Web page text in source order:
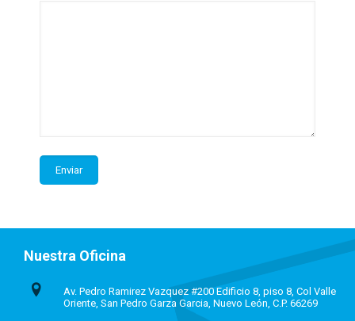
Nuestra Oficina
Av. Pedro Ramirez Vazquez #200 Edificio 8, piso 8, Col Valle
Oriente, San Pedro Garza Garcia, Nuevo León, C.P. 66269